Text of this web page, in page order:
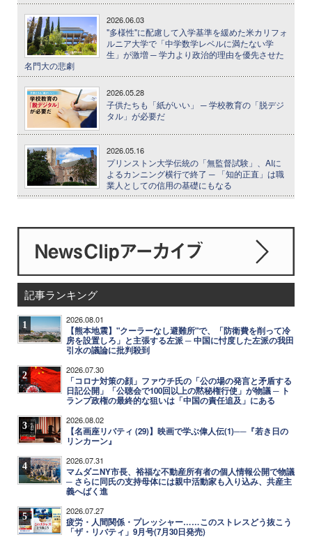
2026.06.03
"多様性"に配慮して入学基準を緩めた米カリフォ
ルニア大学で「中学数学レベルに満たない学
生」が激増 ─ 学力より政治的理由を優先させた
名門大の悲劇
2026.05.28
子供たちも「紙がいい」 ─ 学校教育の「脱デジ
タル」が必要だ
2026.05.16
プリンストン大学伝統の「無監督試験」、AIに
よるカンニング横行で終了 ─ 「知的正直」は職
業人としての信用の基礎にもなる
記事ランキング
1 2026.08.01
【熊本地震】"クーラーなし避難所"で、「防衛費を削って冷
房を設置しろ」と主張する左派 ─ 中国に忖度した左派の我田
引水の議論に批判殺到
2 2026.07.30
「コロナ対策の顔」ファウチ氏の「公の場の発言と矛盾する
日記公開」「公聴会で100回以上の黙秘権行使」が物議 ─ ト
ランプ政権の最終的な狙いは「中国の責任追及」にある
3 2026.08.02
【名画座リバティ (29)】映画で学ぶ偉人伝(1)──『若き日の
リンカーン』
4 2026.07.31
マムダニNY市長、裕福な不動産所有者の個人情報公開で物議
─ さらに同氏の支持母体には親中活動家も入り込み、共産主
義へばく進
5 2026.07.27
疲労・人間関係・プレッシャー……このストレスどう抜こう
「ザ・リバティ」9月号(7月30日発売)